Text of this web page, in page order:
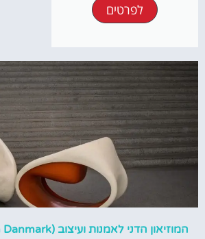
לפרטים
המוזיאון הדני לאמנות ועיצוב (Designmuseum Danmark)